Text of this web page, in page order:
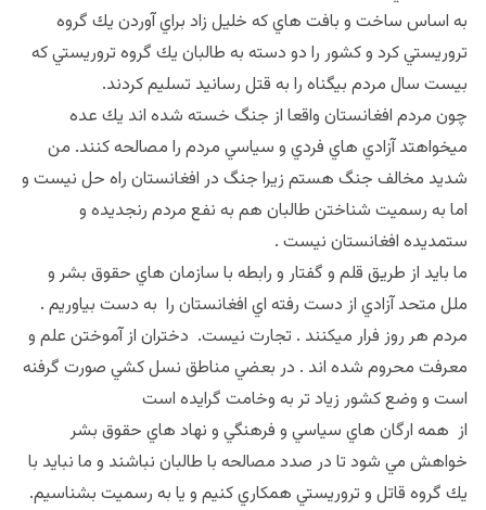
به اساس ساخت و بافت هاي كه خليل زاد براي آوردن يك گروه
تروريستي كرد و كشور را دو دسته به طالبان يك گروه تروريستي كه
بيست سال مردم بيگناه را به قتل رسانيد تسليم كردند.
چون مردم افغانستان واقعا از جنگ خسته شده اند يك عده
ميخواهتد آزادي هاي فردي و سياسي مردم را مصالحه كنند. من
شديد مخالف جنگ هستم زيرا جنگ در افغانستان راه حل نيست و
اما به رسميت شناختن طالبان هم به نفع مردم رنجديده و
ستمديده افغانستان نيست .
ما بايد از طريق قلم و گفتار و رابطه با سازمان هاي حقوق بشر و
ملل متحد آزادي از دست رفته اي افغانستان را به دست بياوريم .
مردم هر روز فرار ميكنند . تجارت نيست. دختران از آموختن علم و
معرفت محروم شده اند . در بعضي مناطق نسل كشي صورت گرفنه
است و وضع كشور زياد تر به وخامت گرايده است
از همه ارگان هاي سياسي و فرهنگي و نهاد هاي حقوق بشر
خواهش مي شود تا در صدد مصالحه با طالبان نباشند و ما نبايد با
يك گروه قاتل و تروريستي همكاري كنيم و يا به رسميت بشناسيم.